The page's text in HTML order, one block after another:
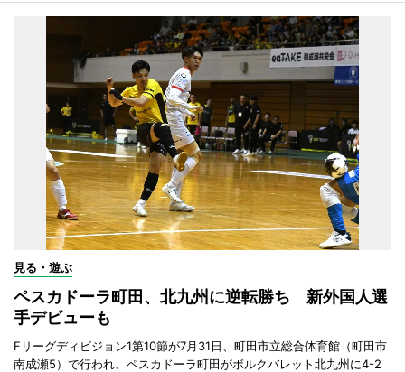
見る・遊ぶ
ペスカドーラ町田、北九州に逆転勝ち 新外国人選
手デビューも
Fリーグディビジョン1第10節が7月31日、町田市立総合体育館（町田市
南成瀬5）で行われ、ペスカドーラ町田がボルクバレット北九州に4-2